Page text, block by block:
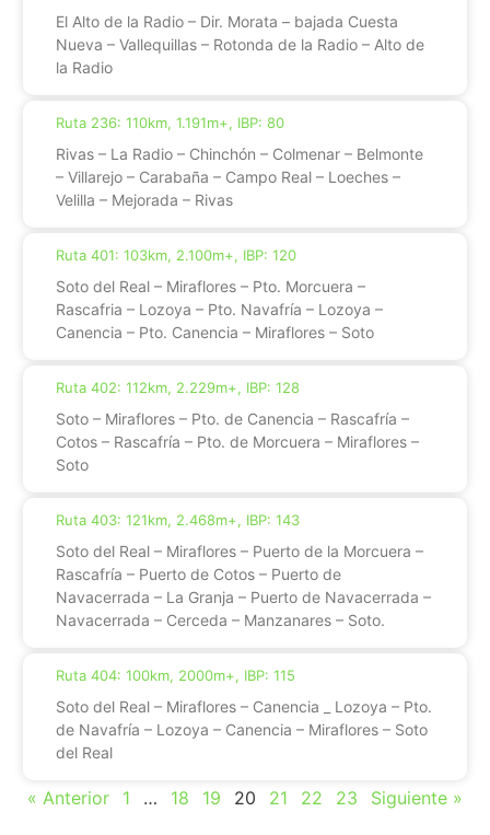
El Alto de la Radio – Dir. Morata – bajada Cuesta
Nueva – Vallequillas – Rotonda de la Radio – Alto de
la Radio
Ruta 236: 110km, 1.191m+, IBP: 80
Rivas – La Radio – Chinchón – Colmenar – Belmonte
– Villarejo – Carabaña – Campo Real – Loeches –
Velilla – Mejorada – Rivas
Ruta 401: 103km, 2.100m+, IBP: 120
Soto del Real – Miraflores – Pto. Morcuera –
Rascafria – Lozoya – Pto. Navafría – Lozoya –
Canencia – Pto. Canencia – Miraflores – Soto
Ruta 402: 112km, 2.229m+, IBP: 128
Soto – Miraflores – Pto. de Canencia – Rascafría –
Cotos – Rascafría – Pto. de Morcuera – Miraflores –
Soto
Ruta 403: 121km, 2.468m+, IBP: 143
Soto del Real – Miraflores – Puerto de la Morcuera –
Rascafría – Puerto de Cotos – Puerto de
Navacerrada – La Granja – Puerto de Navacerrada –
Navacerrada – Cerceda – Manzanares – Soto.
Ruta 404: 100km, 2000m+, IBP: 115
Soto del Real – Miraflores – Canencia _ Lozoya – Pto.
de Navafría – Lozoya – Canencia – Miraflores – Soto
del Real
« Anterior 1 … 18 19 20 21 22 23 Siguiente »